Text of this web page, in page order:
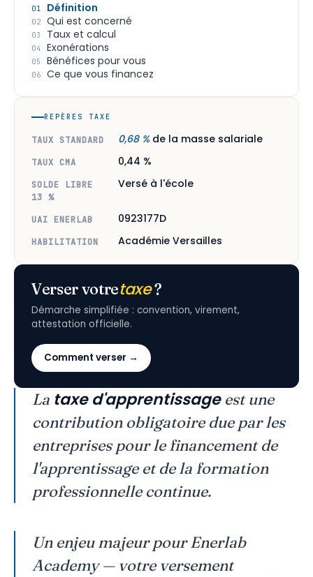
01 Définition
02 Qui est concerné
03 Taux et calcul
04 Exonérations
05 Bénéfices pour vous
06 Ce que vous financez
REPÈRES TAXE
TAUX STANDARD 0,68 %de la masse salariale
TAUX CMA 0,44 %
SOLDE LIBRE
13 %
Versé à l'école
UAI ENERLAB 0923177D
HABILITATION Académie Versailles
Verser votretaxe?
Démarche simplifiée : convention, virement,
attestation officielle.
Comment verser →
La taxe d'apprentissageest une
contribution obligatoire due par les
entreprises pour le financement de
l'apprentissage et de la formation
professionnelle continue.
Un enjeu majeur pour Enerlab
Academy — votre versement